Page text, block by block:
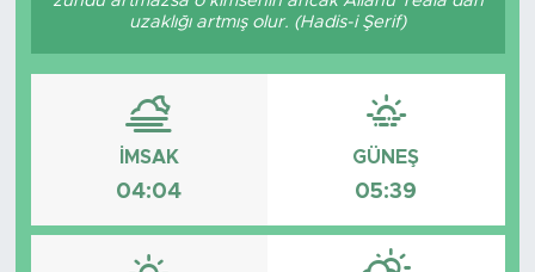
uzaklığı artmış olur. (Hadis-i Şerif)
İMSAK
04:04
GÜNEŞ
05:39
Resmi İlanlar
Söyleşi
Foto Şaka